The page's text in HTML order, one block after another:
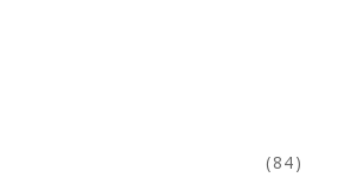
(84)